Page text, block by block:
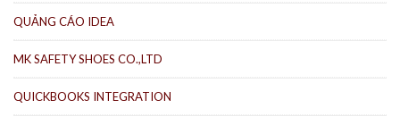
QUẢNG CÁO IDEA
MK SAFETY SHOES CO.,LTD
QUICKBOOKS INTEGRATION